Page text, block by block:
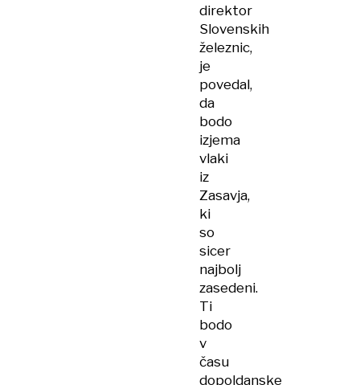
direktor
Slovenskih
železnic,
je
povedal,
da
bodo
izjema
vlaki
iz
Zasavja,
ki
so
sicer
najbolj
zasedeni.
Ti
bodo
v
času
dopoldanske